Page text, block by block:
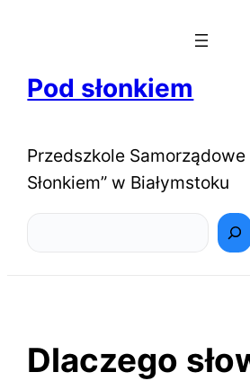
Pod słonkiem
Przedszkole Samorządowe
Słonkiem” w Białymstoku
Dlaczego